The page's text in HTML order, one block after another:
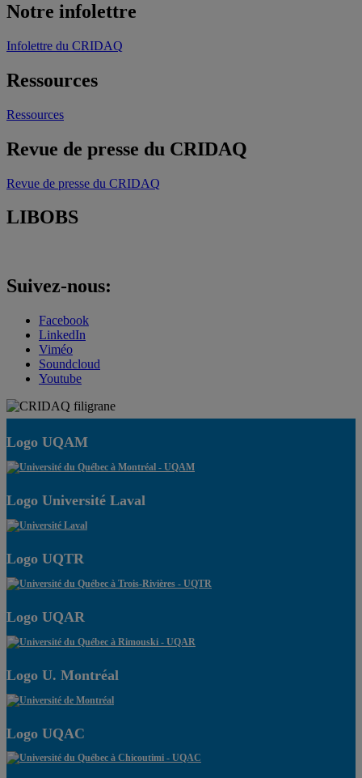
Notre infolettre
Infolettre du CRIDAQ
Ressources
Ressources
Revue de presse du CRIDAQ
Revue de presse du CRIDAQ
LIBOBS
Suivez-nous:
Facebook
LinkedIn
Viméo
Soundcloud
Youtube
Logo UQAM
Logo Université Laval
Logo UQTR
Logo UQAR
Logo U. Montréal
Logo UQAC